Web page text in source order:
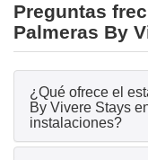
Preguntas
Palmeras By
¿Qué ofrece el
By Vivere Stays
instalaciones?